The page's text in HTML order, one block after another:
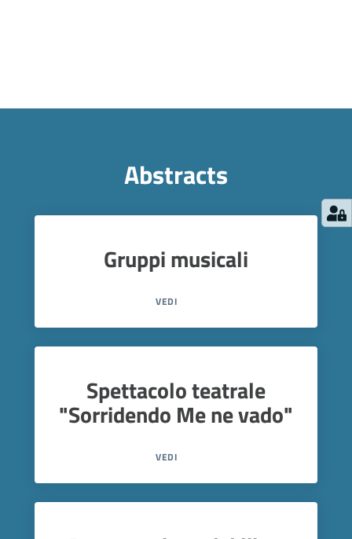
Abstracts
Gruppi musicali
VEDI
Spettacolo teatrale
"Sorridendo Me ne vado"
VEDI